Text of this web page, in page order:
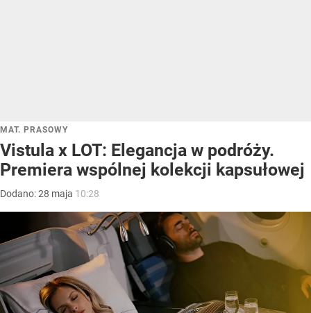
MAT. PRASOWY
Vistula x LOT: Elegancja w podróży.
Premiera wspólnej kolekcji kapsułowej
Dodano:28 maja 10:28